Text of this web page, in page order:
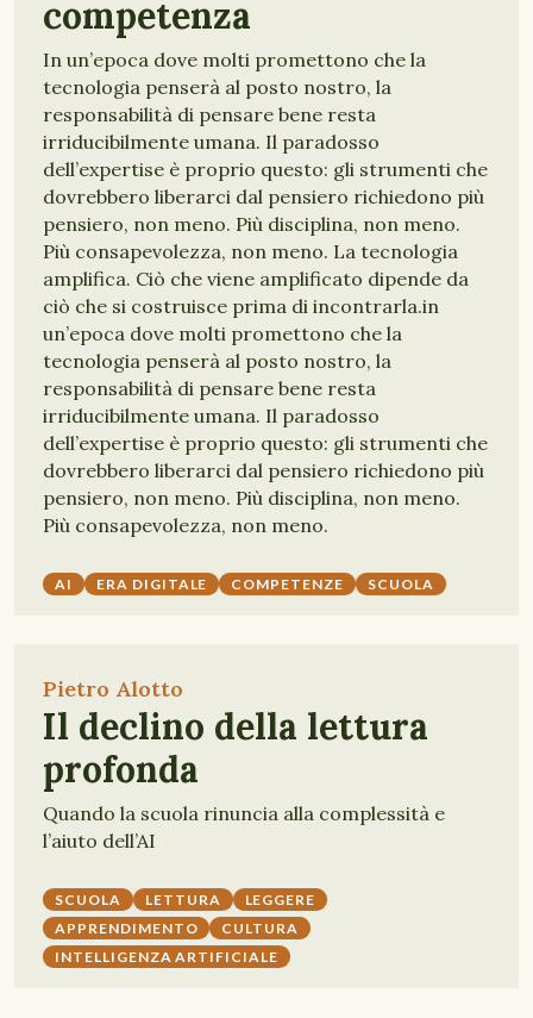
competenza
In un’epoca dove molti promettono che la
tecnologia penserà al posto nostro, la
responsabilità di pensare bene resta
irriducibilmente umana. Il paradosso
dell’expertise è proprio questo: gli strumenti che
dovrebbero liberarci dal pensiero richiedono più
pensiero, non meno. Più disciplina, non meno.
Più consapevolezza, non meno. La tecnologia
amplifica. Ciò che viene amplificato dipende da
ciò che si costruisce prima di incontrarla.in
un’epoca dove molti promettono che la
tecnologia penserà al posto nostro, la
responsabilità di pensare bene resta
irriducibilmente umana. Il paradosso
dell’expertise è proprio questo: gli strumenti che
dovrebbero liberarci dal pensiero richiedono più
pensiero, non meno. Più disciplina, non meno.
Più consapevolezza, non meno.
AI ERA DIGITALE COMPETENZE SCUOLA
Pietro Alotto
Il declino della lettura
profonda
Quando la scuola rinuncia alla complessità e
l’aiuto dell’AI
SCUOLA LETTURA
LEGGERE
APPRENDIMENTO
CULTURA
INTELLIGENZA ARTIFICIALE